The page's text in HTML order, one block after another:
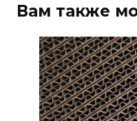
Вам также